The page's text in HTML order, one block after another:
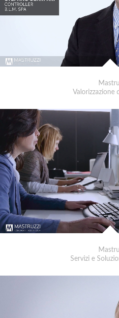
Valorizzazione
Servizi e